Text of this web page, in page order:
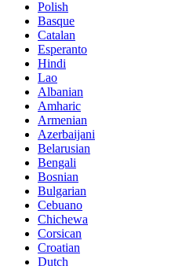
Polish
Basque
Catalan
Esperanto
Hindi
Lao
Albanian
Amharic
Armenian
Azerbaijani
Belarusian
Bengali
Bosnian
Bulgarian
Cebuano
Chichewa
Corsican
Croatian
Dutch